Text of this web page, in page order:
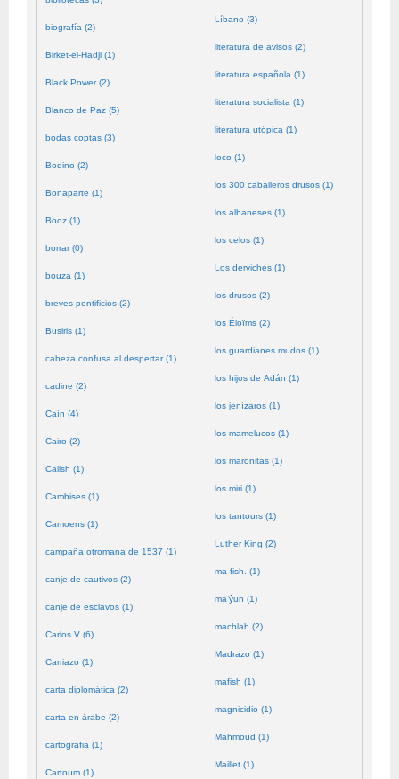
biografía (2)
Birket-el-Hadji (1)
Black Power (2)
Blanco de Paz (5)
bodas coptas (3)
Bodino (2)
Bonaparte (1)
Booz (1)
borrar (0)
bouza (1)
breves pontificios (2)
Busiris (1)
cabeza confusa al despertar (1)
cadine (2)
Caín (4)
Cairo (2)
Calish (1)
Cambises (1)
Camoens (1)
campaña otromana de 1537 (1)
canje de cautivos (2)
canje de esclavos (1)
Carlos V (6)
Carriazo (1)
carta diplomática (2)
carta en árabe (2)
cartografia (1)
Cartoum (1)
Líbano (3)
literatura de avisos (2)
literatura española (1)
literatura socialista (1)
literatura utópica (1)
loco (1)
los 300 caballeros drusos (1)
los albaneses (1)
los celos (1)
Los derviches (1)
los drusos (2)
los Éloïms (2)
los guardianes mudos (1)
los hijos de Adán (1)
los jenízaros (1)
los mamelucos (1)
los maronitas (1)
los miri (1)
los tantours (1)
Luther King (2)
ma fish. (1)
ma’ŷūn (1)
machlah (2)
Madrazo (1)
mafish (1)
magnicidio (1)
Mahmoud (1)
Maillet (1)